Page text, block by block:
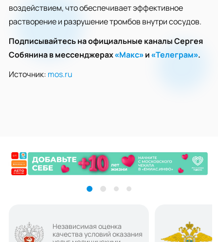
воздействием, что обеспечивает эффективное
растворение и разрушение тромбов внутри сосудов.
Подписывайтесь на официальные каналы Сергея
Собянина в мессенджерах«Макс»и«Телеграм».
Источник: mos.ru
Независимая оценка
качества условий оказания